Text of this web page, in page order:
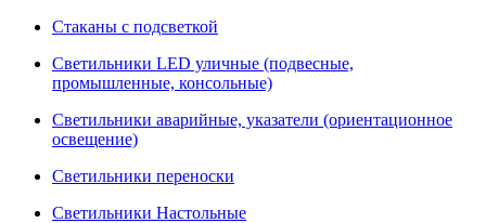
Стаканы с подсветкой
Светильники LED уличные (подвесные,
промышленные, консольные)
Светильники аварийные, указатели (ориентационное
освещение)
Светильники переноски
Светильники Настольные